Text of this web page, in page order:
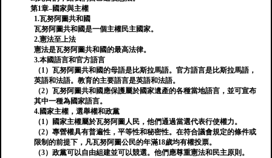
第1章–國家與主權
1.瓦努阿圖共和國
瓦努阿圖共和國是一個主權民主國家。
2.憲法至上法
憲法是瓦努阿圖共和國的最高法律。
3.本國語言和官方語言
（1）瓦努阿圖共和國的母語是比斯拉馬語。官方語言是比斯拉馬語，
英語和法語。教育的主要語言是英語和法語。
（2）瓦努阿圖共和國應保護屬於國家遺產的各種當地語言，並可宣布
其中一種為國家語言。
4.國家主權，選舉權和政黨
（1）國家主權屬於瓦努阿圖人民，他們通過當選代表行使權力。
（2）專營權具有普遍性，平等性和秘密性。在符合議會規定的條件或
限制的前提下，凡瓦努阿圖公民的年滿18歲均有權投票。
（3）政黨可以自由組建並可以競選。他們應尊重憲法和民主原則。